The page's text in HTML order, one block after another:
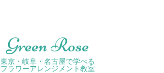
Green Rose
東京・岐阜・名古屋で学べる
フラワーアレンジメント教室